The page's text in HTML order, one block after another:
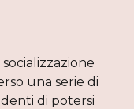
una serie di
di potersi